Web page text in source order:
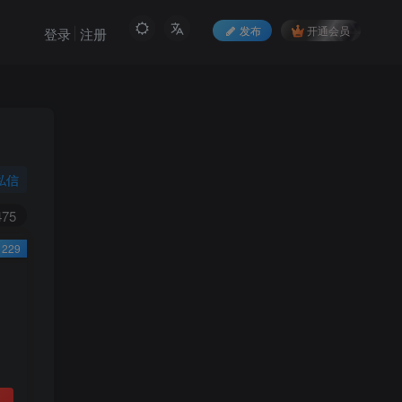
发布 开通会员
登录 注册
信